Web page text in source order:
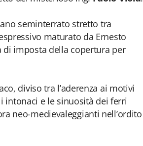
seminterrato stretto tra
maturato da Ernesto
imposta della copertura per
diviso tra l’aderenza ai motivi
intonaci e le sinuosità dei ferri
neo-medievaleggianti nell’ordito